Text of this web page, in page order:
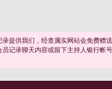
提供我们，经查属实网站会免费赠送
记录聊天内容或留下主持人银行帐